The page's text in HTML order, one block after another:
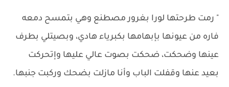
" رمت طرحتها لورا بغرور مصطنع وهي بتمسح دمعه
فاره من عيونها بإبهامها بكبرياء هادي، وبصيتلي بطرف
عينها وضحكت، ضحكت بصوت عالي عليها وإتحركت
بعيد عنها وقفلت الباب وأنا مازلت بضحك وركبت جنبها.